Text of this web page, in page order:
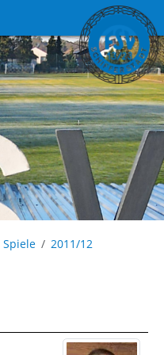
Spiele
2011/12